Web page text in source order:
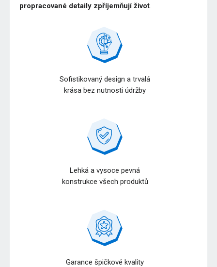
propracované detaily zpříjemňují život.
Sofistikovaný design a trvalá
krása bez nutnosti údržby
Lehká a vysoce pevná
konstrukce všech produktů
Garance špičkové kvality